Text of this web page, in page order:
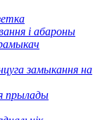
і абароны
замыкання на
прылады